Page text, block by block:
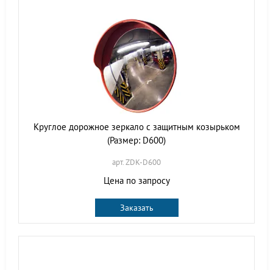
Круглое дорожное зеркало с защитным козырьком
(Размер: D600)
арт. ZDK-D600
Цена по запросу
Заказать